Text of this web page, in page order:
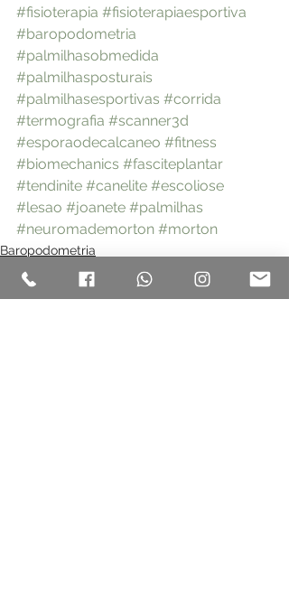
#fisioterapia #fisioterapiaesportiva
#baropodometria
#palmilhasobmedida
#palmilhasposturais
#palmilhasesportivas #corrida
#termografia #scanner3d
#esporaodecalcaneo #fitness
#biomechanics #fasciteplantar
#tendinite #canelite #escoliose
#lesao #joanete #palmilhas
#neuromademorton #morton
Baropodometria
Palmilha Postural